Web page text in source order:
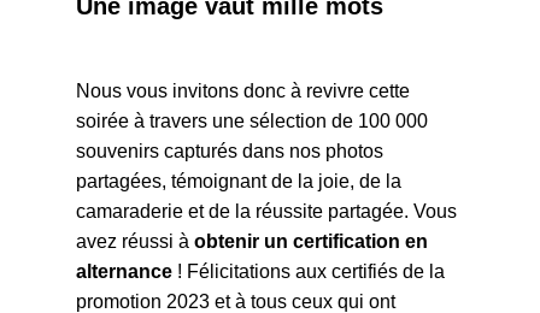
Une image vaut mille mots
Nous vous invitons donc à revivre cette
soirée à travers une sélection de 100 000
souvenirs capturés dans nos photos
partagées, témoignant de la joie, de la
camaraderie et de la réussite partagée. Vous
avez réussi à obtenir un certification en
alternance ! Félicitations aux certifiés de la
promotion 2023 et à tous ceux qui ont